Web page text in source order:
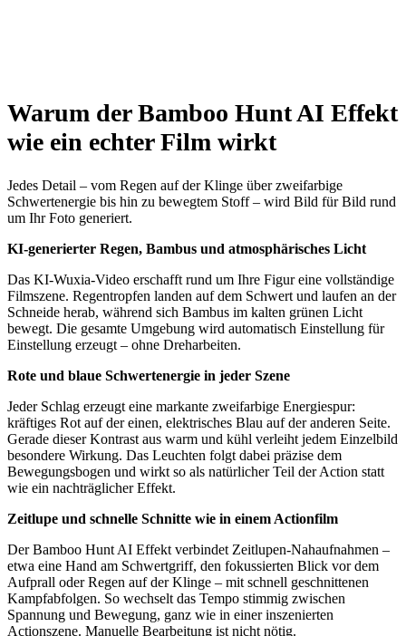
Warum der Bamboo Hunt AI Effekt
wie ein echter Film wirkt
Jedes Detail – vom Regen auf der Klinge über zweifarbige
Schwertenergie bis hin zu bewegtem Stoff – wird Bild für Bild rund
um Ihr Foto generiert.
KI-generierter Regen, Bambus und atmosphärisches Licht
Das KI-Wuxia-Video erschafft rund um Ihre Figur eine vollständige
Filmszene. Regentropfen landen auf dem Schwert und laufen an der
Schneide herab, während sich Bambus im kalten grünen Licht
bewegt. Die gesamte Umgebung wird automatisch Einstellung für
Einstellung erzeugt – ohne Dreharbeiten.
Rote und blaue Schwertenergie in jeder Szene
Jeder Schlag erzeugt eine markante zweifarbige Energiespur:
kräftiges Rot auf der einen, elektrisches Blau auf der anderen Seite.
Gerade dieser Kontrast aus warm und kühl verleiht jedem Einzelbild
besondere Wirkung. Das Leuchten folgt dabei präzise dem
Bewegungsbogen und wirkt so als natürlicher Teil der Action statt
wie ein nachträglicher Effekt.
Zeitlupe und schnelle Schnitte wie in einem Actionfilm
Der Bamboo Hunt AI Effekt verbindet Zeitlupen-Nahaufnahmen –
etwa eine Hand am Schwertgriff, den fokussierten Blick vor dem
Aufprall oder Regen auf der Klinge – mit schnell geschnittenen
Kampfabfolgen. So wechselt das Tempo stimmig zwischen
Spannung und Bewegung, ganz wie in einer inszenierten
Actionszene. Manuelle Bearbeitung ist nicht nötig.